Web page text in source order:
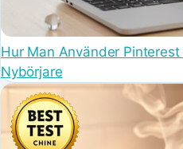
Hur Man Använder
Nybörjare